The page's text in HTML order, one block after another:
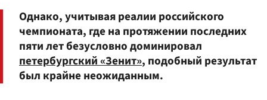
Однако, учитывая реалии российского
чемпионата, где на протяжении последних
пяти лет безусловно доминировал
петербургский «Зенит», подобный результат
был крайне неожиданным.